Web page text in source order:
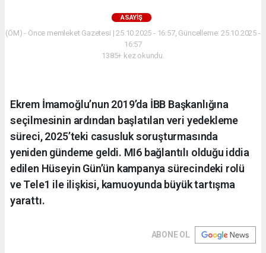
ASAYIŞ
(ÖM) - Önce memleket Gazetesi | 25.10.2025 - 16:57, Güncelleme: 25.10.2025 -
16:57
1385+ kez okundu.
Ekrem İmamoğlu’nun 2019’da İBB Başkanlığına
seçilmesinin ardından başlatılan veri yedekleme
süreci, 2025’teki casusluk soruşturmasında
yeniden gündeme geldi. MI6 bağlantılı olduğu iddia
edilen Hüseyin Gün’ün kampanya sürecindeki rolü
ve Tele1 ile ilişkisi, kamuoyunda büyük tartışma
yarattı.
ABONE OL